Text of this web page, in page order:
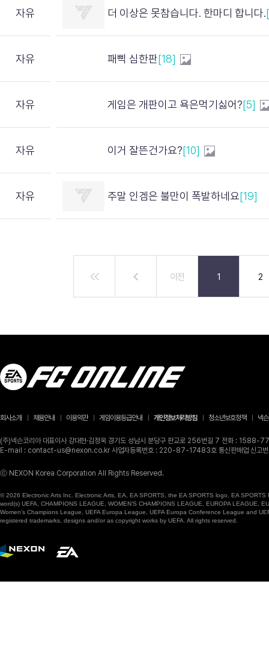
자유 더 이상은 못참습니다. 한마디 합니다.
자유 패삑 심한판[18]
자유 게임은 개판이고 욕은먹기싫어?[5]
자유 이거 잘뜬건가요?[10]
자유 주말 인겜은 불만이 폭발하네요[19]
이전 1 2
회사소개 채용안내 이용약관 게임이용등급안내 개인정보처리방침 청소년보호정책 넥
(주)넥슨코리아 대표이사 강대현·김정욱 경기도 성남시 분당구 판교로 256번길 7 전화 :
E-mail : contact-us@nexon.co.kr 사업자등록번호 : 220-87-17483호 통신판매업 신고
ⓒ NEXON Korea Corporation All Rights Reserved.
© 2026 Electronic Arts Inc. Electronic Arts, EA, EA SPORTS, the EA SPORTS logo, EA
word(s) UEFA, CHAMPIONS LEAGUE, WOMEN’S CHAMPIONS LEAGUE, EUROPA LEAGUE,
Women’s Champions League, UEFA Europa League, UEFA Europa Conference League and
registered trademarks, designs and/or as copyright works by UEFA. All rights reserved.